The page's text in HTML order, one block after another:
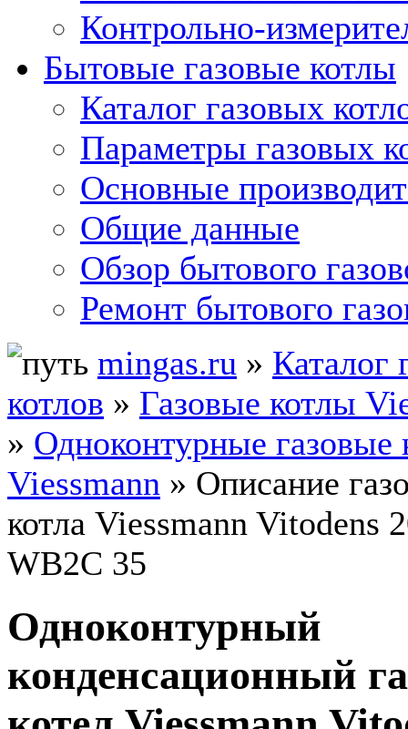
Контрольно-
Бытовые газовые котлы
Каталог газовых
Параметры газовых
Основные
Общие данные
Обзор бытового
Ремонт бытового
mingas.ru » Каталог
котлов » Газовые котлы
» Одноконтурные газовые
Viessmann » Описание
котла Viessmann Vitodens
WB2C 35
Одноконтурный
конденсационный